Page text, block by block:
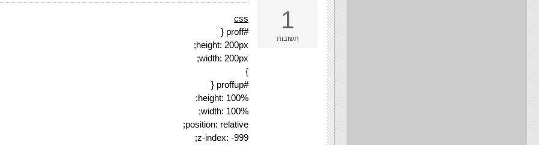
1
תשובות
css
#proff {
height: 200px;
width: 200px;
}
#proffup {
height: 100%;
width: 100%;
position: relative;
z-index: -999;